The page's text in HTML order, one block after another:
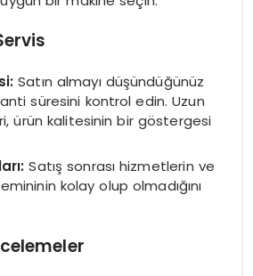
Satın almayı düşündüğünüz
süresini kontrol edin. Uzun
ürün kalitesinin bir göstergesi
Satış sonrası hizmetlerin ve
kolay olup olmadığını